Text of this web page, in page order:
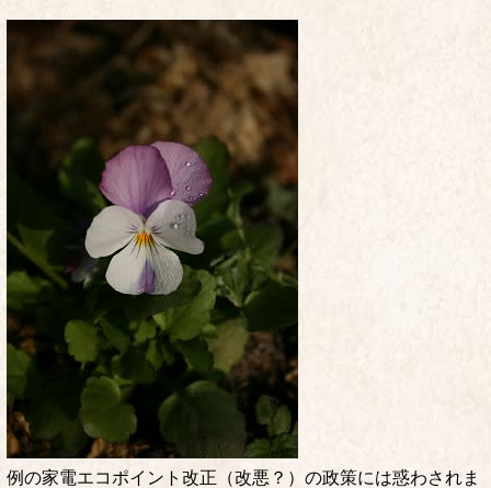
例の家電エコポイント改正（改悪？）の政策には惑わされま